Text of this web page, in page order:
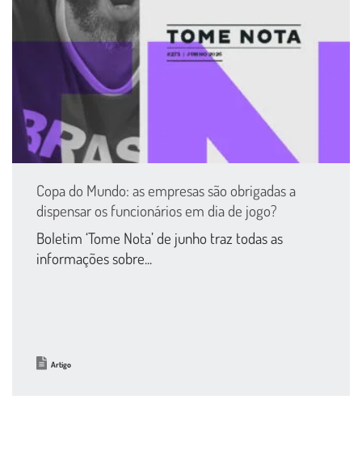
Copa do Mundo: as empresas são obrigadas a
dispensar os funcionários em dia de jogo?
Boletim ‘Tome Nota’ de junho traz todas as
informações sobre...
Artigo